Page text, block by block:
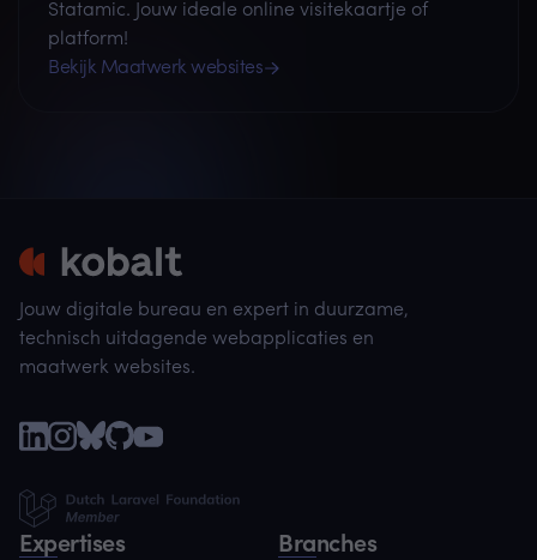
Statamic. Jouw ideale online visitekaartje of
platform!
Bekijk Maatwerk websites
Jouw digitale bureau en expert in duurzame,
technisch uitdagende webapplicaties en
maatwerk websites.
Expertises Branches